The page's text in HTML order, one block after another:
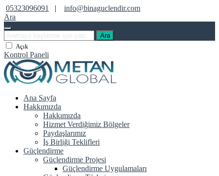
05323096091 |
info@binaguclendir.com
Ara
Ara
Açık
Kontrol Paneli
Ana Sayfa
Hakkımızda
Hakkımızda
Hizmet Verdiğimiz Bölgeler
Paydaşlarımız
İş Birliği Teklifleri
Güçlendirme
Güçlendirme Projesi
Güçlendirme Uygulamaları